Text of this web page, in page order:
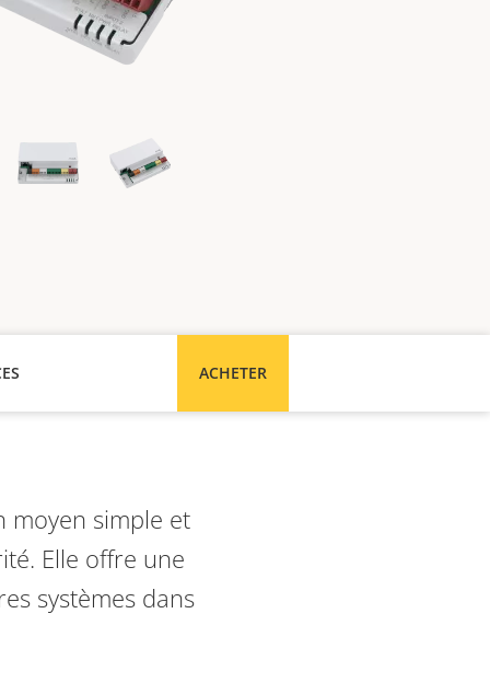
ACHETER
moyen simple et
Elle offre une
systèmes dans